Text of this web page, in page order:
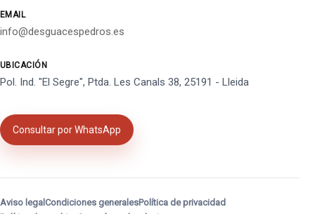
EMAIL
info@desguacespedros.es
UBICACIÓN
Pol. Ind. "El Segre", Ptda. Les Canals 38, 25191 - Lleida
Consultar por WhatsApp
Aviso legal Condiciones generalesPolítica de privacidad